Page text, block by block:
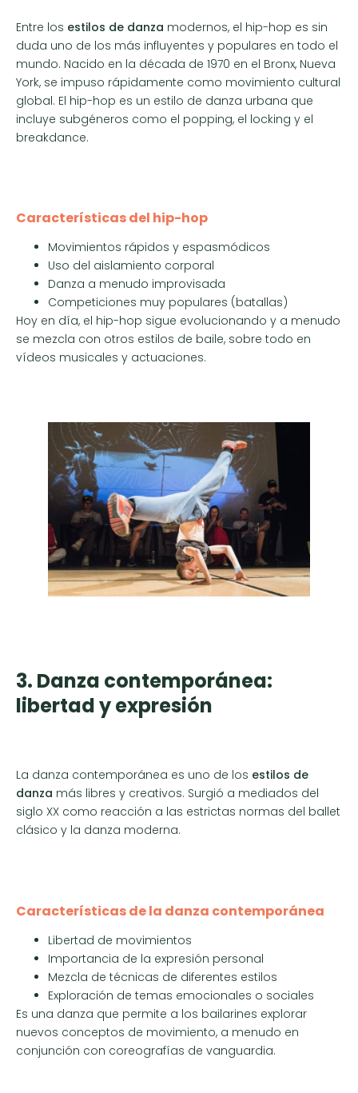
Entre los estilos de danza modernos, el hip-hop es sin
duda uno de los más influyentes y populares en todo el
mundo. Nacido en la década de 1970 en el Bronx, Nueva
York, se impuso rápidamente como movimiento cultural
global. El hip-hop es un estilo de danza urbana que
incluye subgéneros como el popping, el locking y el
breakdance.
Características del hip-hop
Movimientos rápidos y espasmódicos
Uso del aislamiento corporal
Danza a menudo improvisada
Competiciones muy populares (batallas)
Hoy en día, el hip-hop sigue evolucionando y a menudo
se mezcla con otros estilos de baile, sobre todo en
vídeos musicales y actuaciones.
3. Danza contemporánea:
libertad y expresión
La danza contemporánea es uno de los estilos de
danza más libres y creativos. Surgió a mediados del
siglo XX como reacción a las estrictas normas del ballet
clásico y la danza moderna.
Características de la danza contemporánea
Libertad de movimientos
Importancia de la expresión personal
Mezcla de técnicas de diferentes estilos
Exploración de temas emocionales o sociales
Es una danza que permite a los bailarines explorar
nuevos conceptos de movimiento, a menudo en
conjunción con coreografías de vanguardia.